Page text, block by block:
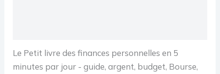
Le Petit livre des finances personnelles en 5
minutes par jour - guide, argent, budget, Bourse,